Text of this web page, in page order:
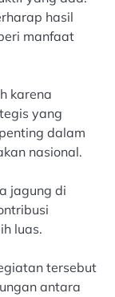
hasil
manfaat
karena
yang
dalam
nasional.
jagung di
luas.
tersebut
antara